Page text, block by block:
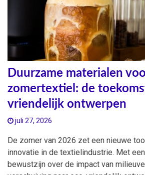
Duurzame materialen
zomertextiel: de
vriendelijk ontwerpen
juli 27, 2026
De zomer van 2026 zet een nieuwe
innovatie in de textielindustrie. Met
bewustzijn over de impact van